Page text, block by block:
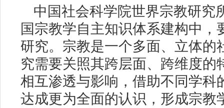
中国社会科学院世界宗教研究
国宗教学自主知识体系建构中，
研究。宗教是一个多面、立体的
究需要关照其跨层面、跨维度的
相互渗透与影响，借助不同学科
达成更为全面的认识，形成宗教